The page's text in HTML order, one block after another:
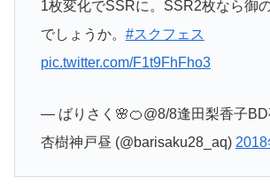
1枚変化でSSRに。SSR2枚なら御
でしょうか。 #スクフェス
pic.twitter.com/F1t9FhFho3
— ばりさく🌸🍊@8/8逢田梨香子
杏樹神戸昼 (@barisaku28_aq) 2018